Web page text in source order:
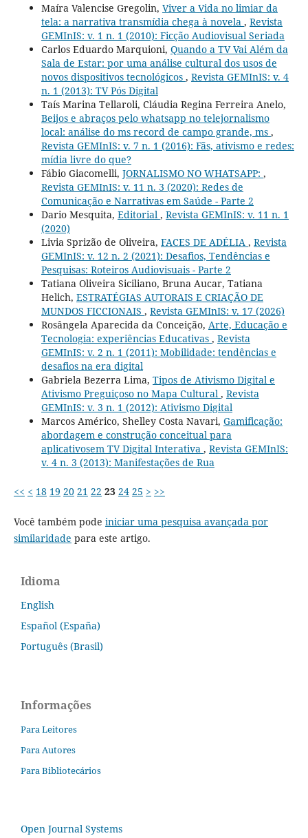
Maíra Valencise Gregolin, Viver a Vida no limiar da
tela: a narrativa transmídia chega à novela , Revista
GEMInIS: v. 1 n. 1 (2010): Ficção Audiovisual Seriada
Carlos Eduardo Marquioni, Quando a TV Vai Além da
Sala de Estar: por uma análise cultural dos usos de
novos dispositivos tecnológicos , Revista GEMInIS: v. 4
n. 1 (2013): TV Pós Digital
Taís Marina Tellaroli, Cláudia Regina Ferreira Anelo,
Beijos e abraços pelo whatsapp no telejornalismo
local: análise do ms record de campo grande, ms ,
Revista GEMInIS: v. 7 n. 1 (2016): Fãs, ativismo e redes:
mídia livre do que?
Fábio Giacomelli, JORNALISMO NO WHATSAPP: ,
Revista GEMInIS: v. 11 n. 3 (2020): Redes de
Comunicação e Narrativas em Saúde - Parte 2
Dario Mesquita, Editorial , Revista GEMInIS: v. 11 n. 1
(2020)
Livia Sprizão de Oliveira, FACES DE ADÉLIA , Revista
GEMInIS: v. 12 n. 2 (2021): Desafios, Tendências e
Pesquisas: Roteiros Audiovisuais - Parte 2
Tatiana Oliveira Siciliano, Bruna Aucar, Tatiana
Helich, ESTRATÉGIAS AUTORAIS E CRIAÇÃO DE
MUNDOS FICCIONAIS , Revista GEMInIS: v. 17 (2026)
Rosângela Aparecida da Conceição, Arte, Educação e
Tecnologia: experiências Educativas , Revista
GEMInIS: v. 2 n. 1 (2011): Mobilidade: tendências e
desafios na era digital
Gabriela Bezerra Lima, Tipos de Ativismo Digital e
Ativismo Preguiçoso no Mapa Cultural , Revista
GEMInIS: v. 3 n. 1 (2012): Ativismo Digital
Marcos Américo, Shelley Costa Navari, Gamificação:
abordagem e construção conceitual para
aplicativosem TV Digital Interativa , Revista GEMInIS:
v. 4 n. 3 (2013): Manifestações de Rua
<< < 18 19 20 21 22 23 24 25 > >>
Você também pode iniciar uma pesquisa avançada por
similaridade para este artigo.
Idioma
English
Español (España)
Português (Brasil)
Informações
Para Leitores
Para Autores
Para Bibliotecários
Open Journal Systems